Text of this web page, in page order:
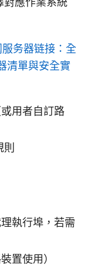
务器链接：全
清單與安全實
用者自訂路
執行埠，若需
置使用）